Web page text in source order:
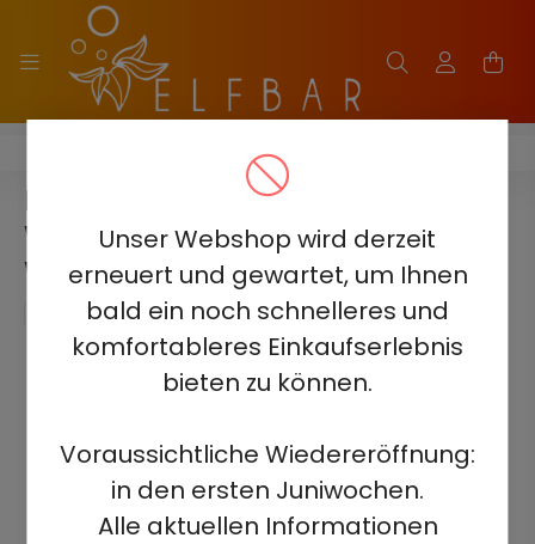
Unser Webshop wird derzeit
erneuert und gewartet, um Ihnen
bald ein noch schnelleres und
komfortableres Einkaufserlebnis
bieten zu können.
Voraussichtliche Wiedereröffnung:
in den ersten Juniwochen.
Alle aktuellen Informationen
ELF BAR BC10000 - 2%
ELF BAR BC10000 -
WASSERMELONE 2% -
WIEDERAUFLADBAR